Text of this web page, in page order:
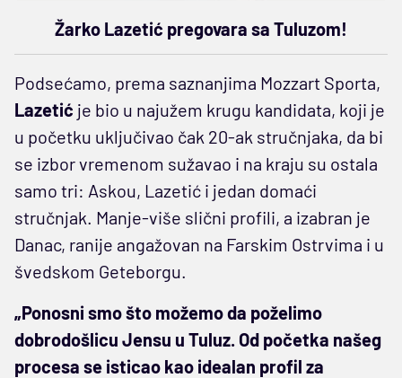
Žarko Lazetić pregovara sa Tuluzom!
Podsećamo, prema saznanjima Mozzart Sporta,
Lazetić je bio u najužem krugu kandidata, koji je
u početku uključivao čak 20-ak stručnjaka, da bi
se izbor vremenom sužavao i na kraju su ostala
samo tri: Askou, Lazetić i jedan domaći
stručnjak. Manje-više slični profili, a izabran je
Danac, ranije angažovan na Farskim Ostrvima i u
švedskom Geteborgu.
„Ponosni smo što možemo da poželimo
dobrodošlicu Jensu u Tuluz. Od početka našeg
procesa se isticao kao idealan profil za